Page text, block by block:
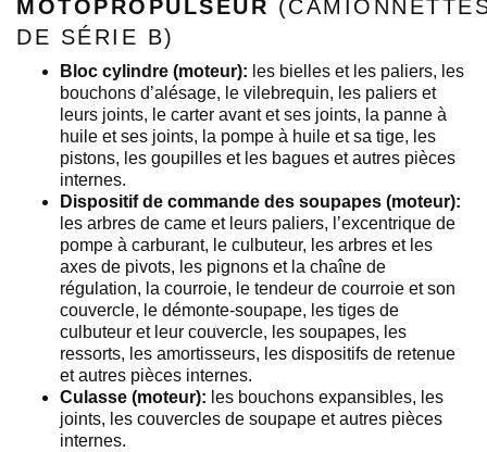
MOTOPROPULSEUR
DE SÉRIE B)
Bloc cylindre (moteur): les bielles et les paliers, les
bouchons d’alésage, le vilebrequin, les paliers et
leurs joints, le carter avant et ses joints, la panne à
huile et ses joints, la pompe à huile et sa tige, les
pistons, les goupilles et les bagues et autres pièces
internes.
Dispositif de commande des soupapes (moteur):
les arbres de came et leurs paliers, l’excentrique de
pompe à carburant, le culbuteur, les arbres et les
axes de pivots, les pignons et la chaîne de
régulation, la courroie, le tendeur de courroie et son
couvercle, le démonte-soupape, les tiges de
culbuteur et leur couvercle, les soupapes, les
ressorts, les amortisseurs, les dispositifs de retenue
et autres pièces internes.
Culasse (moteur): les bouchons expansibles, les
joints, les couvercles de soupape et autres pièces
internes.